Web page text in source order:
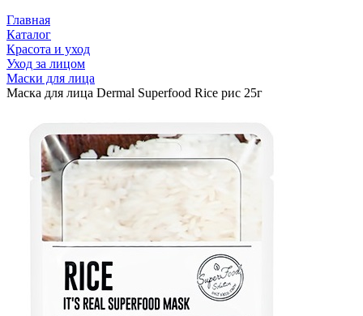
Главная
Каталог
Красота и уход
Уход за лицом
Маски для лица
Маска для лица Dermal Superfood Rice рис 25г